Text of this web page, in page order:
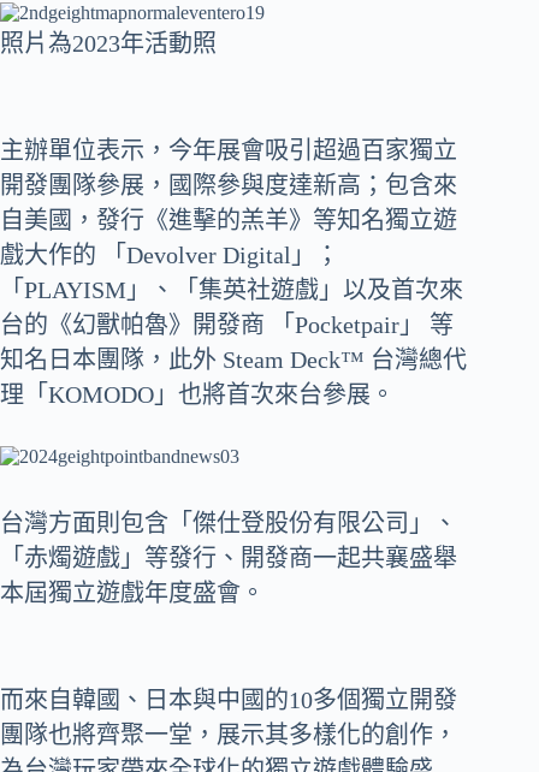
照片為2023年活動照
主辦單位表示，今年展會吸引超過百家獨立
開發團隊參展，國際參與度達新高；包含來
自美國，發行《進擊的羔羊》等知名獨立遊
戲大作的 「Devolver Digital」；
「PLAYISM」、「集英社遊戲」以及首次來
台的《幻獸帕魯》開發商 「Pocketpair」 等
知名日本團隊，此外 Steam Deck™ 台灣總代
理「KOMODO」也將首次來台參展。
台灣方面則包含「傑仕登股份有限公司」、
「赤燭遊戲」等發行、開發商一起共襄盛舉
本屆獨立遊戲年度盛會。
而來自韓國、日本與中國的10多個獨立開發
團隊也將齊聚一堂，展示其多樣化的創作，